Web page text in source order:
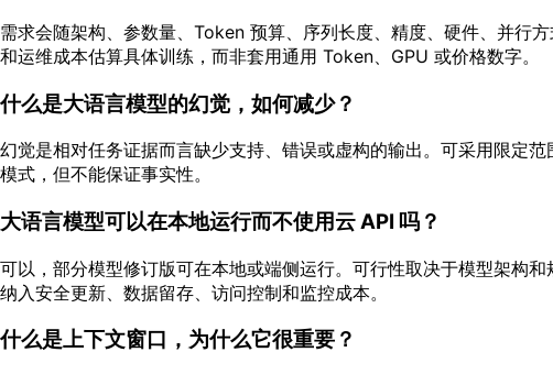
需求会随架构、参数量、Token 预算、序列长度、精度、硬件、并行
和运维成本估算具体训练，而非套用通用 Token、GPU 或价格数字。
什么是大语言模型的幻觉，如何减少？
幻觉是相对任务证据而言缺少支持、错误或虚构的输出。可采用限定
模式，但不能保证事实性。
大语言模型可以在本地运行而不使用云 API 吗？
可以，部分模型修订版可在本地或端侧运行。可行性取决于模型架构
纳入安全更新、数据留存、访问控制和监控成本。
什么是上下文窗口，为什么它很重要？